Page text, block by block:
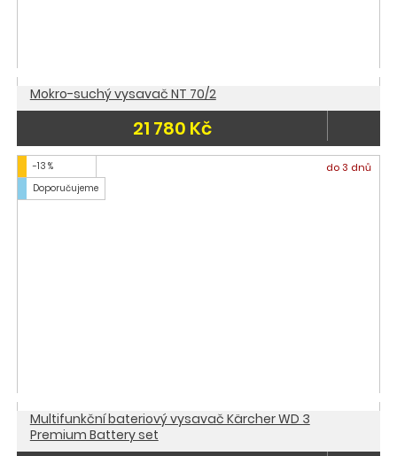
Mokro-suchý vysavač NT 70/2
21 780 Kč
-13 %
Doporučujeme
do 3 dnů
Multifunkční bateriový vysavač Kärcher WD 3
Premium Battery set